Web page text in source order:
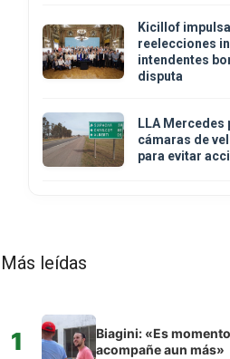
Kicillof
reelecciones
intendentes
disputa
LLA Mercedes
cámaras de
para evitar
Más leídas
1
Biagini: «Es
acompañe aun más»